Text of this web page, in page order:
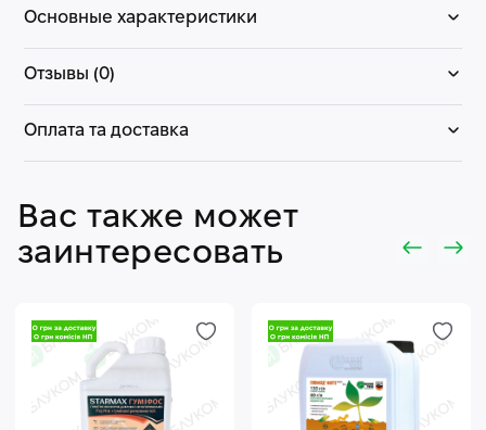
Основные характеристики
Отзывы (0)
Оплата та доставка
Вас также может
заинтересовать